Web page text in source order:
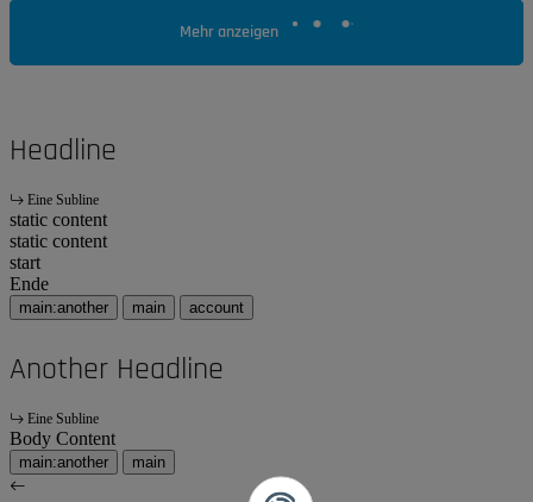
Mehr anzeigen
Headline
Eine Subline
static content
static content
start
Ende
main:another main account
Another Headline
Eine Subline
Body Content
main:another main